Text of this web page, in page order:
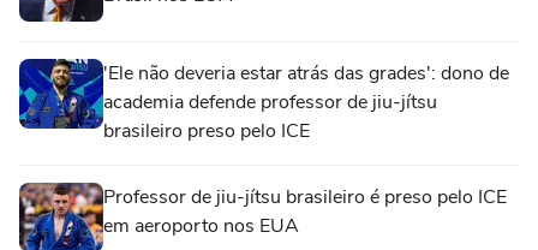
'Ele não deveria estar atrás das grades': dono de
academia defende professor de jiu-jítsu
brasileiro preso pelo ICE
Professor de jiu-jítsu brasileiro é preso pelo ICE
em aeroporto nos EUA